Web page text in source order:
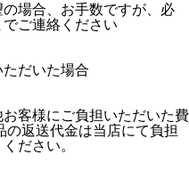
場合、お手数ですが、必
ご連絡ください
だいた場合
客様にご負担いただいた費
返送代金は当店にて負担
ださい。